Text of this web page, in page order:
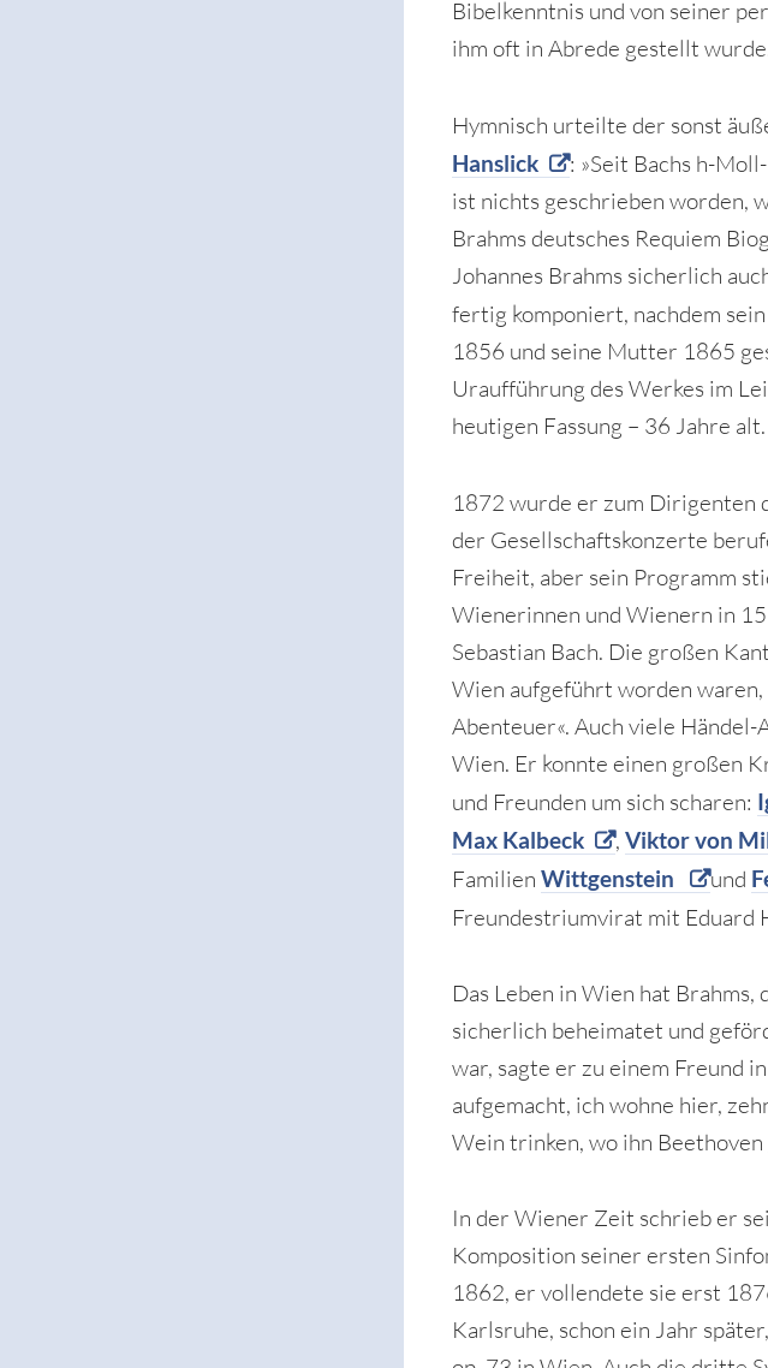
Bibelkenntnis und von seiner
ihm oft in Abrede gestellt
Hymnisch urteilte der sonst
Hanslick
: »Seit Bachs h-
ist nichts geschrieben worden,
Brahms deutsches Requiem
Johannes Brahms sicherlich
fertig komponiert, nachdem
1856 und seine Mutter 1865
Uraufführung des Werkes im
heutigen Fassung – 36 Jahre alt.
1872 wurde er zum Dirigenten
der Gesellschaftskonzerte
Freiheit, aber sein Programm
Wienerinnen und Wienern in
Sebastian Bach. Die großen
Wien aufgeführt worden
Abenteuer«. Auch viele
Wien. Er konnte einen großen
und Freunden um sich scharen:
Max Kalbeck , Viktor von
FamilienWittgenstein und
Freundestriumvirat mit Eduard
Das Leben in Wien hat Brahms,
sicherlich beheimatet und
war, sagte er zu einem Freund
aufgemacht, ich wohne hier,
Wein trinken, wo ihn Beethoven
In der Wiener Zeit schrieb er
Komposition seiner ersten
1862, er vollendete sie erst
Karlsruhe, schon ein Jahr